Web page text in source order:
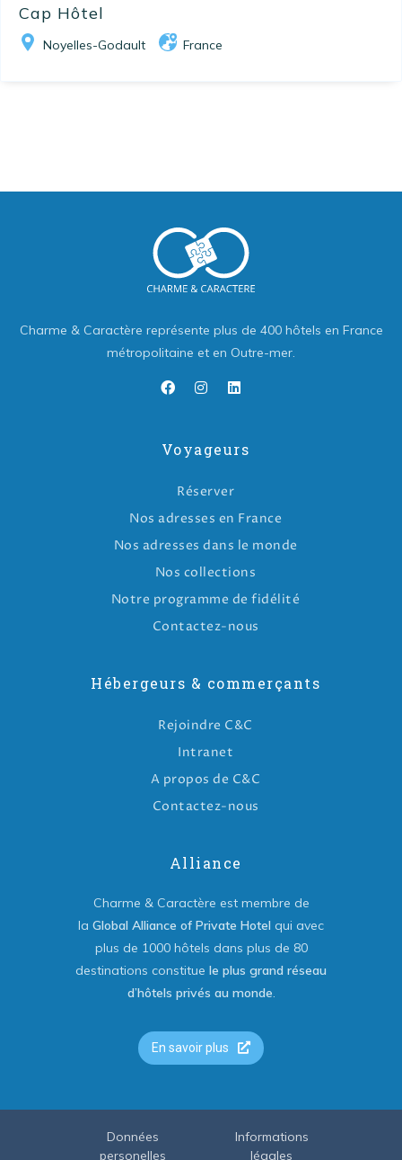
Cap Hôtel
Noyelles-Godault France
Charme & Caractère représente plus de 400 hôtels en France
métropolitaine et en Outre-mer.
Voyageurs
Réserver
Nos adresses en France
Nos adresses dans le monde
Nos collections
Notre programme de fidélité
Contactez-nous
Hébergeurs & commerçants
Rejoindre C&C
Intranet
A propos de C&C
Contactez-nous
Alliance
Charme & Caractère est membre de
la Global Alliance of Private Hotel qui avec
plus de 1000 hôtels dans plus de 80
destinations constitue le plus grand réseau
d’hôtels privés au monde.
En savoir plus
Données
personelles
Informations
légales